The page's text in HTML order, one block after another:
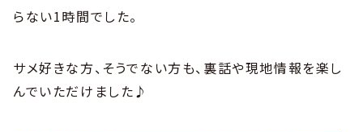
らない1時間でした。
サメ好きな方、そうでない方も、裏話や現地情報を楽し
んでいただけました♪